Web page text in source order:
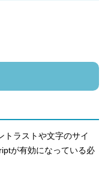
トラストや文字のサイ
が有効になっている必